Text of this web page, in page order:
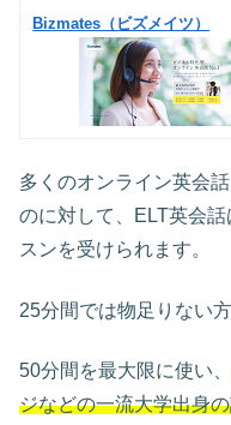
Bizmates（ビズメイツ）
多くのオンライン英会
のに対して、ELT英会
スンを受けられます。
25分間では物足りない
50分間を最大限に使い、
ジなどの一流大学出身